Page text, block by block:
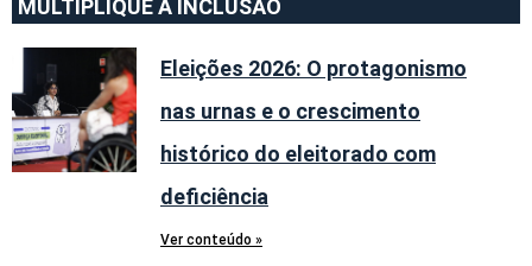
MULTIPLIQUE A INCLUSÃO
Eleições 2026: O protagonismo
nas urnas e o crescimento
histórico do eleitorado com
deficiência
Ver conteúdo »